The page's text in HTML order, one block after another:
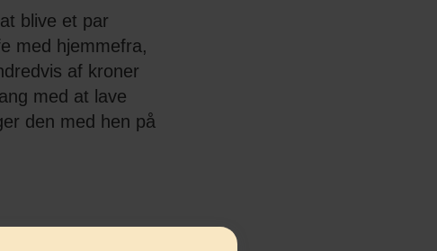
blive et par
med hjemmefra,
af kroner
med at lave
den med hen på